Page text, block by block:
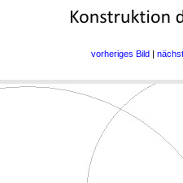
vorheriges Bild|